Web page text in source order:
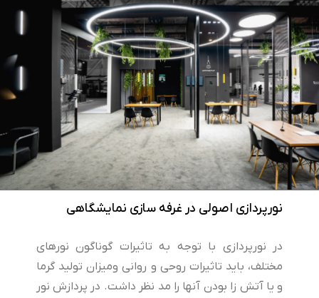
نورپردازی اصولی در غرفه سازی نمایشگاهی
در نورپردازی با توجه به تاثیرات گوناگون نورهای
مختلف، باید تاثیرات روحی و روانی ومیزان تولید گرما
و یا آتش زا بودن آنها را مد نظر داشت. در پردازش نور